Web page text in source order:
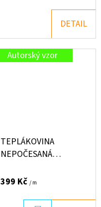
DETAIL
Autorský vzor
TEPLÁKOVINA
NEPOČESANÁ
BRÉMŠTÍ MUZIKANTI
399 Kč / m